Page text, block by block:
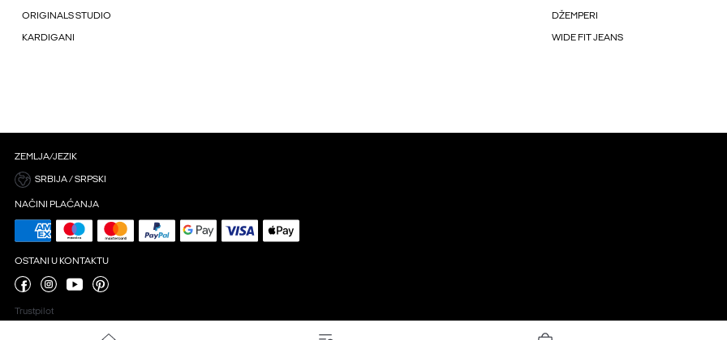
ORIGINALS STUDIO DŽEMPERI
KARDIGANI WIDE FIT JEANS
ZEMLJA/JEZIK
SRBIJA / SRPSKI
NAČINI PLAĆANJA
OSTANI U KONTAKTU
Trustpilot